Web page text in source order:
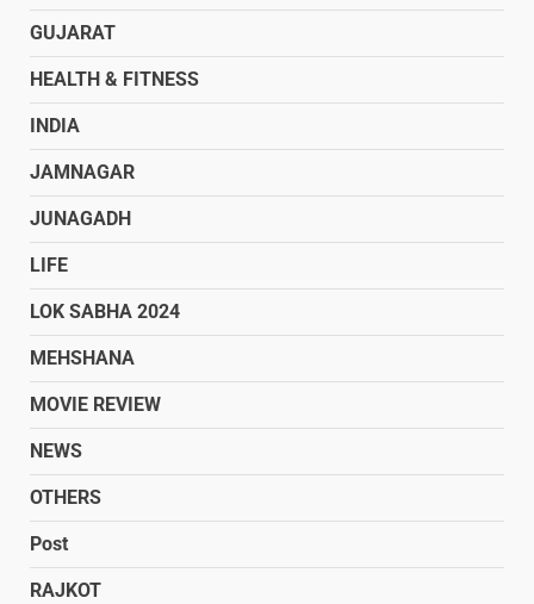
GUJARAT
HEALTH & FITNESS
INDIA
JAMNAGAR
JUNAGADH
LIFE
LOK SABHA 2024
MEHSHANA
MOVIE REVIEW
NEWS
OTHERS
Post
RAJKOT